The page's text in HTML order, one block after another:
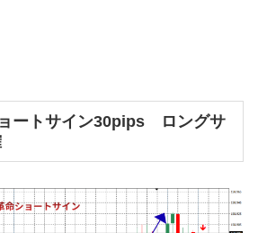
ートサイン30pips ロングサ